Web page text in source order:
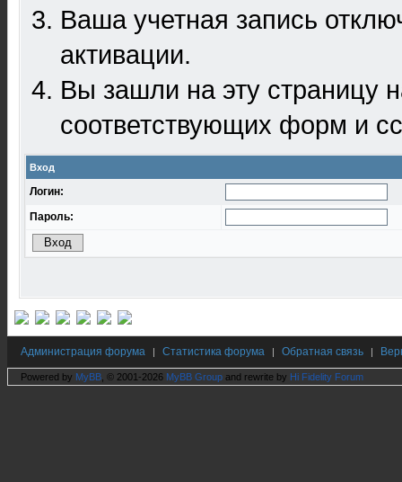
Ваша учетная запись
активации.
Вы зашли на эту
соответствующих форм и
Вход
Логин:
Пароль:
Администрация форума | Статистика форума | Обратная связь |
Powered by MyBB , © 2001-2026 MyBB Group and rewrite by Hi Fidelity Forum